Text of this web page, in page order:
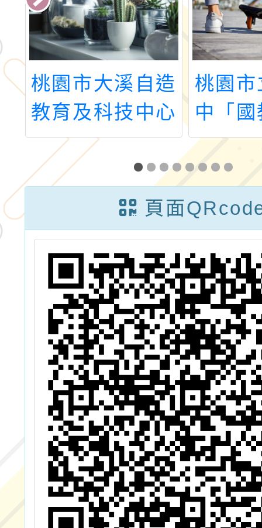
桃園市大溪自造
教育及科技中心
十二月份教師研
桃園
中「
精進
校課
畫－
心技
數位
學運
min
融入
教師
頁面